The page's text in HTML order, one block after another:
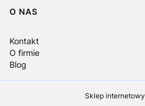
O NAS
Kontakt
O firmie
Blog
Sklep internetowy